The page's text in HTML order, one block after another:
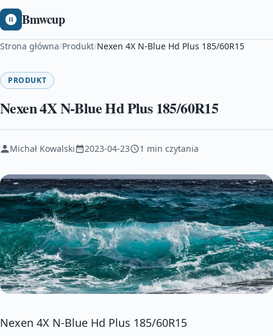
Bmwcup
Strona główna/Produkt/Nexen 4X N-Blue Hd Plus 185/60R15
PRODUKT
Nexen 4X N-Blue Hd Plus 185/60R15
Michał Kowalski 2023-04-23 1 min czytania
Nexen 4X N-Blue Hd Plus 185/60R15